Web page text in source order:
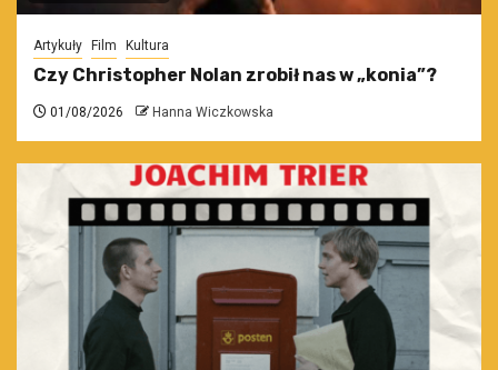
Artykuły Film Kultura
Czy Christopher Nolan zrobił nas w „konia”?
01/08/2026 Hanna Wiczkowska